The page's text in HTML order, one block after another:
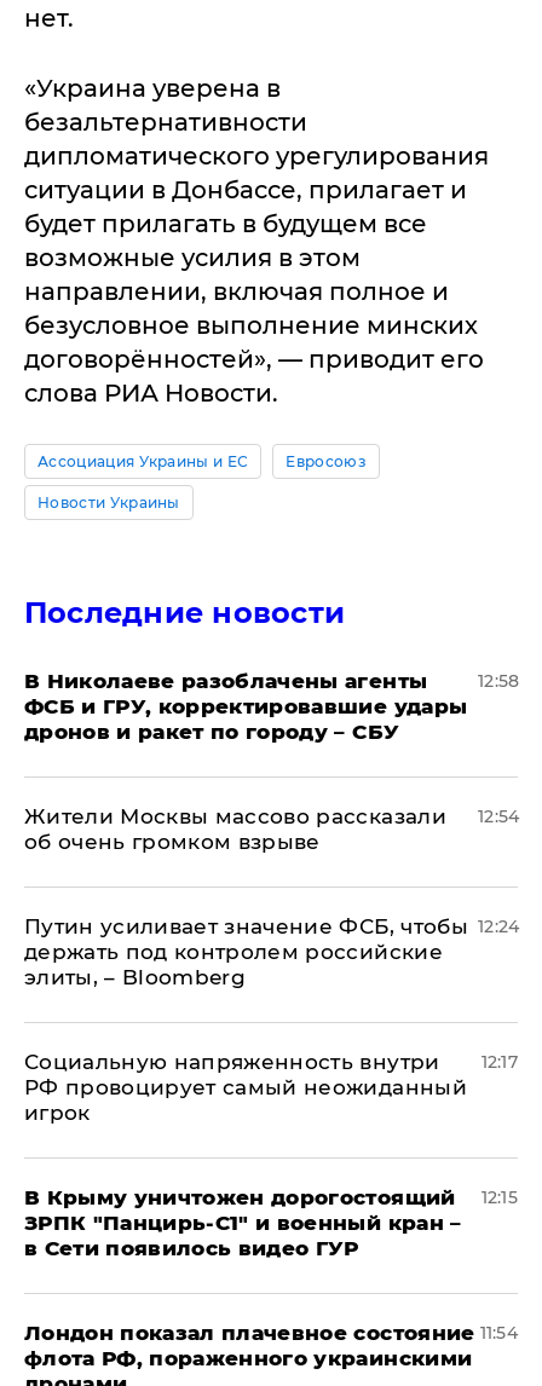
нет.
«Украина уверена в
безальтернативности
дипломатического урегулирования
ситуации в Донбассе, прилагает и
будет прилагать в будущем все
возможные усилия в этом
направлении, включая полное и
безусловное выполнение минских
договорённостей», — приводит его
слова РИА Новости.
Ассоциация Украины и ЕС Евросоюз
Новости Украины
Последние новости
В Николаеве разоблачены агенты
ФСБ и ГРУ, корректировавшие удары
дронов и ракет по городу – СБУ
12:58
Жители Москвы массово рассказали
об очень громком взрыве
12:54
Путин усиливает значение ФСБ, чтобы
держать под контролем российские
элиты, – Bloomberg
12:24
Социальную напряженность внутри
РФ провоцирует самый неожиданный
игрок
12:17
В Крыму уничтожен дорогостоящий
ЗРПК "Панцирь-С1" и военный кран –
в Сети появилось видео ГУР
12:15
Лондон показал плачевное состояние
флота РФ, пораженного украинскими
11:54